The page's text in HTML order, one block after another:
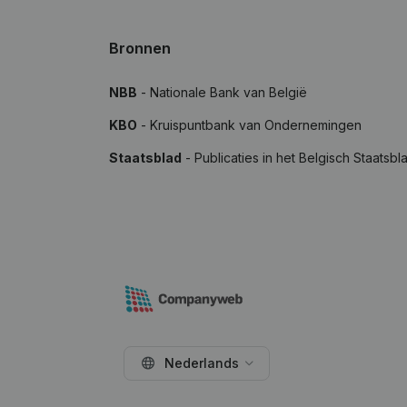
Bronnen
NBB - Nationale Bank van België
KBO - Kruispuntbank van Ondernemingen
Staatsblad - Publicaties in het Belgisch
Nederlands